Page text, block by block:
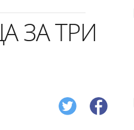
ЗА ТРИ